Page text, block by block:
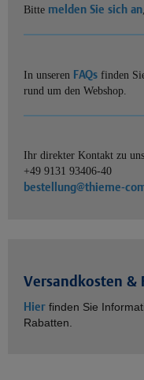
Bitte melden Sie sich an
In unseren FAQs finden
rund um den Webshop.
Ihr direkter Kontakt zu
+49 9131 93406-40
bestellung@thieme-
Versandkosten &
Hier finden Sie
Rabatten.